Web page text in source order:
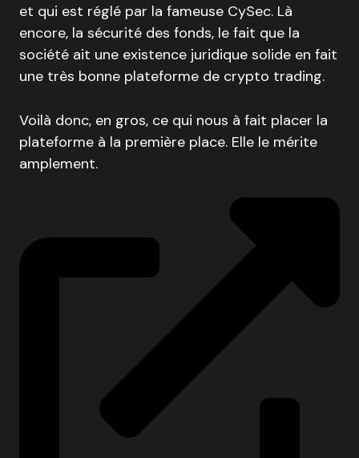
et qui est réglé par la fameuse CySec. Là
encore, la sécurité des fonds, le fait que la
société ait une existence juridique solide en fait
une très bonne plateforme de crypto trading.
Voilà donc, en gros, ce qui nous à fait placer la
plateforme à la première place. Elle le mérite
amplement.